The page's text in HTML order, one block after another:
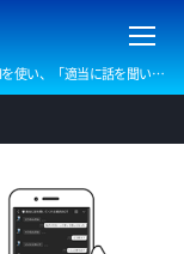
LINE Messaging API、Google Apps Script（GAS、COTOHA APIを使い、「適当に話を聞いてくれる彼氏Bot」を作ってみたいと思います。